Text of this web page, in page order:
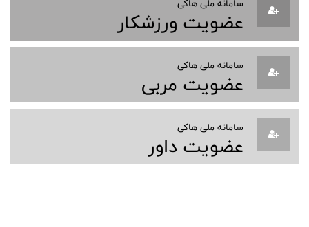
عضویت ورزشکار
سامانه ملی هاکی
عضویت مربی
سامانه ملی هاکی
عضویت داور